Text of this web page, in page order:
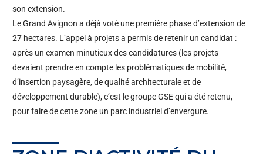
son extension.
Le Grand Avignon a déjà voté une première phase d’extension de
27 hectares. L’appel à projets a permis de retenir un candidat :
après un examen minutieux des candidatures (les projets
devaient prendre en compte les problématiques de mobilité,
d’insertion paysagère, de qualité architecturale et de
développement durable), c’est le groupe GSE qui a été retenu,
pour faire de cette zone un parc industriel d’envergure.